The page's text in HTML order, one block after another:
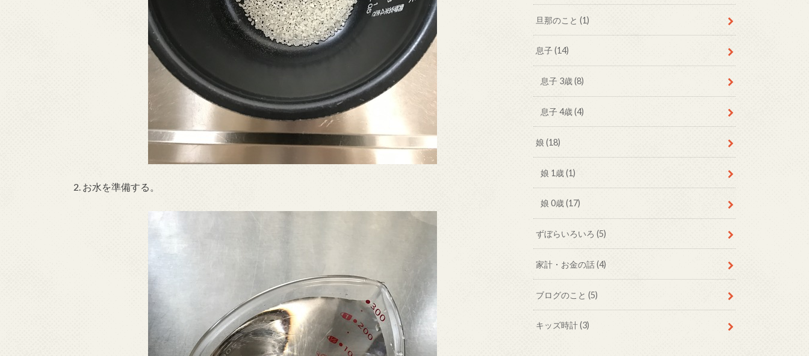
2. お水を準備する。
旦那のこと(1)
息子(14)
息子 3歳(8)
息子 4歳(4)
娘(18)
娘 1歳(1)
娘 0歳(17)
ずぼらいろいろ(5)
家計・お金の話(4)
ブログのこと(5)
キッズ時計(3)